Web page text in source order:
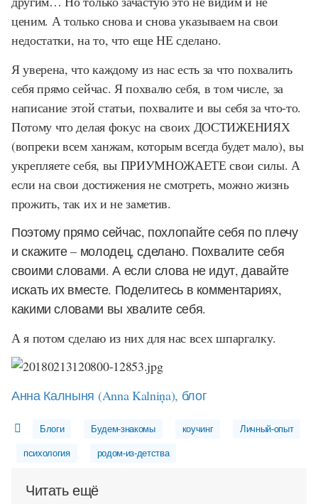
ценим. А только снова и снова указываем на свои
недостатки, на то, что еще НЕ сделано.
Я уверена, что каждому из нас есть за что похвалить
себя прямо сейчас. Я похвалю себя, в том числе, за
написание этой статьи, похвалите и вы себя за что-то.
Потому что делая фокус на своих ДОСТИЖЕНИЯХ
(вопреки всем ханжам, которым всегда будет мало), вы
укрепляете себя, вы ПРИУМНОЖАЕТЕ свои силы. А
если на свои достижения не смотреть, можно жизнь
прожить, так их и не заметив.
Поэтому прямо сейчас, похлопайте себя по плечу
и скажите – молодец, сделано. Похвалите себя
своими словами. А если слова не идут, давайте
искать их вместе. Поделитесь в комментариях,
какими словами вы хвалите себя.
А я потом сделаю из них для нас всех шпаргалку.
Анна Калныня (Anna Kalniņa), блог
Блоги Будем-знакомы коучинг Личный-опыт
психология родом-из-детства
Читать ещё